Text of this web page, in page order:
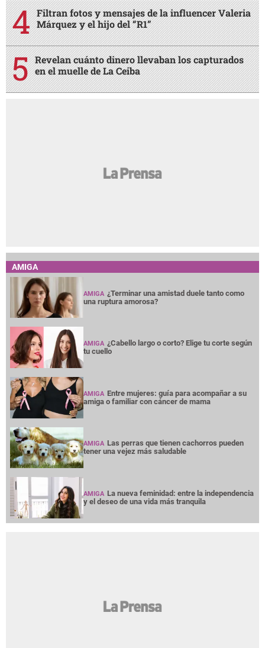
Filtran fotos y mensajes de la influencer Valeria
Márquez y el hijo del “R1”
Revelan cuánto dinero llevaban los capturados
en el muelle de La Ceiba
AMIGA
AMIGA ¿Terminar una amistad duele tanto como
una ruptura amorosa?
AMIGA ¿Cabello largo o corto? Elige tu corte según
tu cuello
AMIGA Entre mujeres: guía para acompañar a su
amiga o familiar con cáncer de mama
AMIGA Las perras que tienen cachorros pueden
tener una vejez más saludable
AMIGA La nueva feminidad: entre la independencia
y el deseo de una vida más tranquila